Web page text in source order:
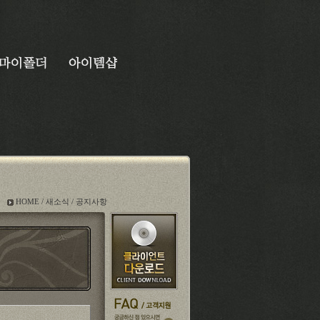
HOME / 새소식 / 공지사항